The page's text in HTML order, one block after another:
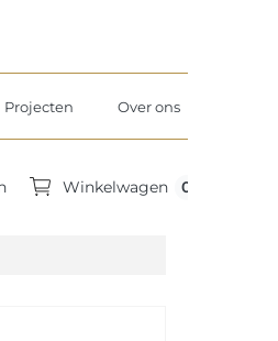
Projecten Over ons
Winkelwagen 0